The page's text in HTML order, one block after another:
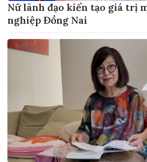
Nữ lãnh đạo kiến tạo giá trị
nghiệp Đồng Nai